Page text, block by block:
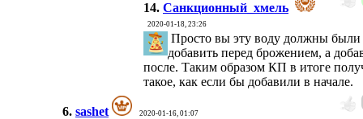
14. Санкционный_хмель
2020-01-18, 23:26
Просто вы эту воду должны были
добавить перед брожением, а
после. Таким образом КП в итоге
такое, как если бы добавили в начале.
6. sashet 2020-01-16, 01:07